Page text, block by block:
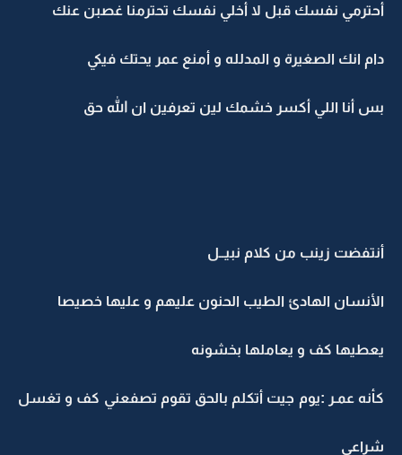
أحترمي نفسك قبل لا أخلي نفسك تحترمنا غصبن عنك
دام انك الصغيرة و المدلله و أمنع عمر يحتك فيكي
بس أنا اللي أكسر خشمك لين تعرفين ان الله حق
أنتفضت زينب من كلام نبيــل
الأنسان الهادئ الطيب الحنون عليهم و عليها خصيصا
يعطيها كف و يعاملها بخشونه
كأنه عمـر :يوم جيت أتكلم بالحق تقوم تصفعني كف و تغسل
شراعي